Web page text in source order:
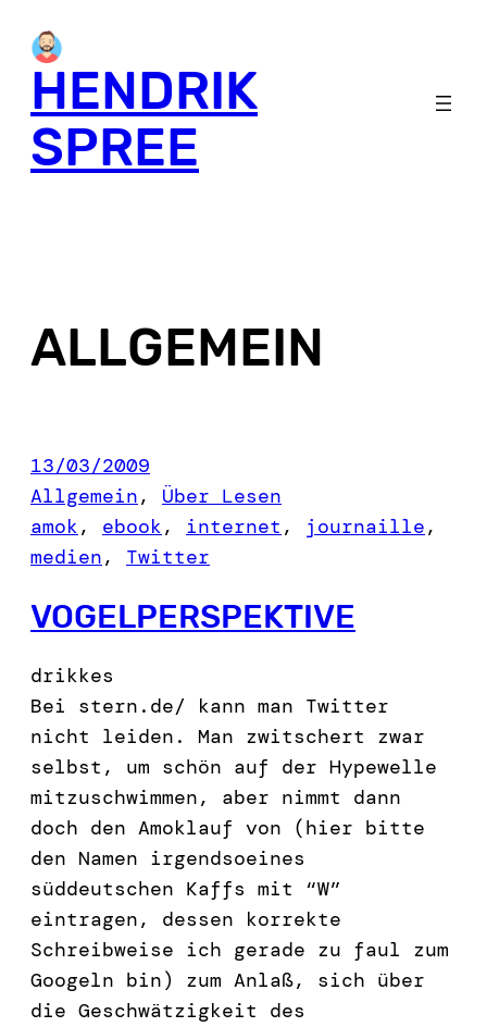
content
HENDRIK
SPREE
ALLGEMEIN
13/03/2009
Allgemein, Über Lesen
amok, ebook, internet , journaille
medien, Twitter
VOGELPERSPEKTIVE
drikkes
Bei stern.de/ kann man Twitter
nicht leiden. Man zwitschert zwar
selbst, um schön auf der Hypewelle
mitzuschwimmen, aber nimmt dann
doch den Amoklauf von (hier bitte
den Namen irgendsoeines
süddeutschen Kaffs mit “W”
eintragen, dessen korrekte
Schreibweise ich gerade zu faul zum
Googeln bin) zum Anlaß, sich über
die Geschwätzigkeit des